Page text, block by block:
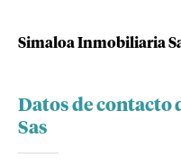
Simaloa Inmobiliaria
Datos de
Sas